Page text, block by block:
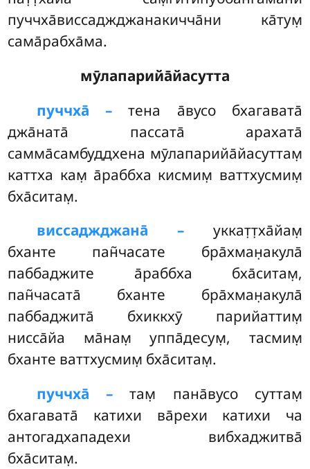
пуччха̄виссаджджанакичча̄ни ка̄тум̣
сама̄рабха̄ма.
мӯлапарийа̄йасутта
пуччха̄ – тена а̄вусо бхагавата̄
джа̄ната̄ пассата̄ арахата̄
самма̄самбуддхена мӯлапарийа̄йасуттам̣
каттха кам̣ а̄раббха кисмим̣ ваттхусмим̣
бха̄ситам̣.
виссаджджана̄ –уккат̣т̣ха̄йам̣
бханте пан̃часате бра̄хман̣акула̄
паббаджите а̄раббха бха̄ситам̣,
пан̃часата̄ бханте бра̄хман̣акула̄
паббаджита̄ бхиккхӯ парийаттим̣
нисса̄йа ма̄нам̣ уппа̄десум̣, тасмим̣
бханте ваттхусмим̣ бха̄ситам̣.
пуччха̄ – там̣ пана̄вусо суттам̣
бхагавата̄ катихи ва̄рехи катихи ча
антогадхападехи вибхаджитва̄
бха̄ситам̣.